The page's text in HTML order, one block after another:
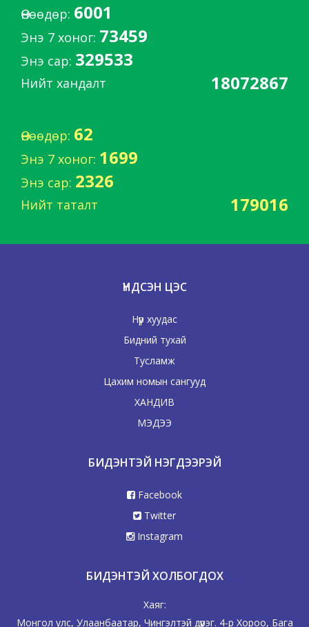
Өнөөдөр: 6001
Энэ 7 хоног: 73459
Энэ сар: 329533
Нийт хандалт 18072867
Өнөөдөр: 62
Энэ 7 хоног: 1699
Энэ сар: 2326
Нийт таталт 179016
ҮНДСЭН ЦЭС
Нүүр хуудас
Бидний тухай
Тусламж
Цахим номын сангууд
ХАНДИВ
МЭДЭЭ
БИДЭНТЭЙ НЭГДЭЭРЭЙ
Facebook
Twitter
Instagram
БИДЭНТЭЙ ХОЛБОГДОХ
Хаяг:
Монгол улс, Улаанбаатар, Чингэлтэй дүүрэг. 4-р Хороо, Бага